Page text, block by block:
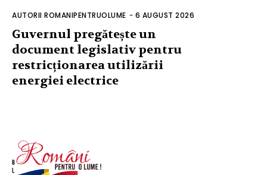
AUTORII ROMANIPENTRUOLUME - 6 AUGUST 2026
Guvernul pregătește un
document legislativ pentru
restricționarea utilizării
energiei electrice